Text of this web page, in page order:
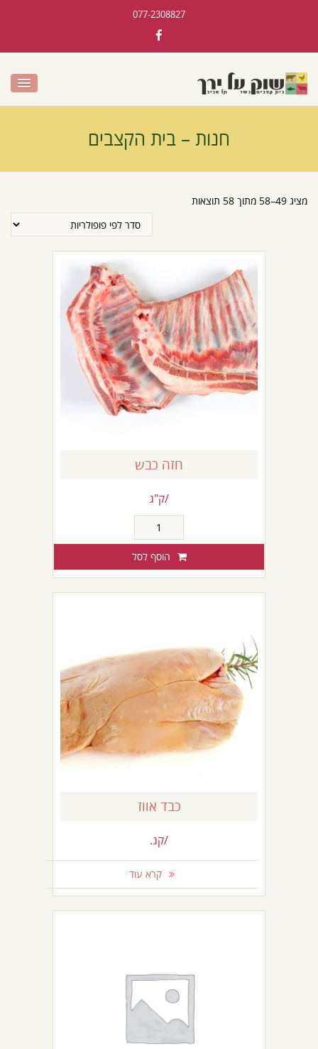
077-2308827
חנות – בית הקצבים
מציג 49–58 מתוך 58 תוצאות
חזה כבש
/ק"ג
של
חזה
כבש
הוסף לסל
כבד אווז
/קג.
קרא עוד